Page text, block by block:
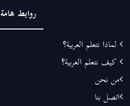
روابط هامة
لماذا نتعلم العربية؟
كيف نتعلم العربية؟
من نحن
اتصل بنا